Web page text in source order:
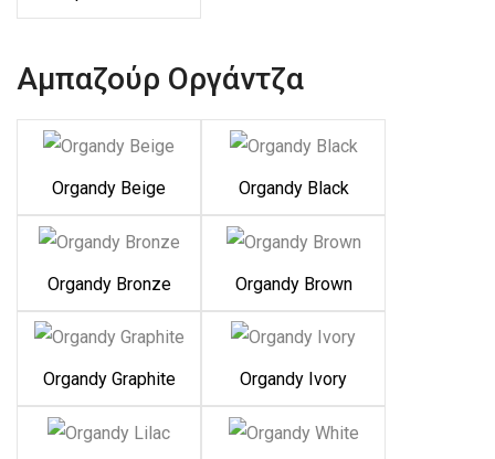
Αμπαζούρ Οργάντζα
Organdy Beige Organdy Black
Organdy Bronze Organdy Brown
Organdy Graphite Organdy Ivory